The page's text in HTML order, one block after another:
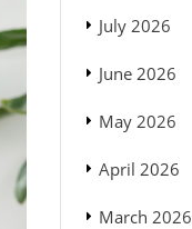
July 2026
June 2026
May 2026
April 2026
March 2026